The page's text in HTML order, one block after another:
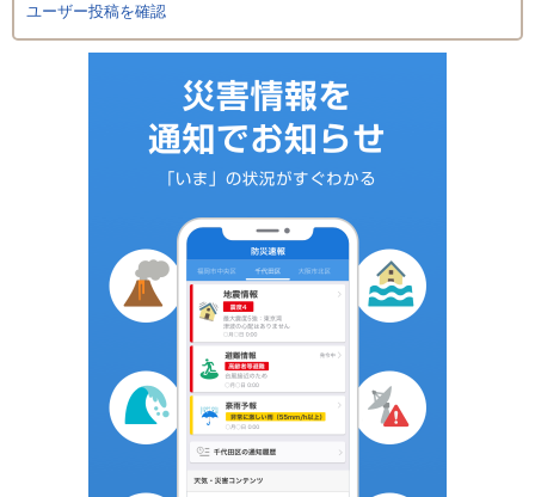
ユーザー投稿を確認